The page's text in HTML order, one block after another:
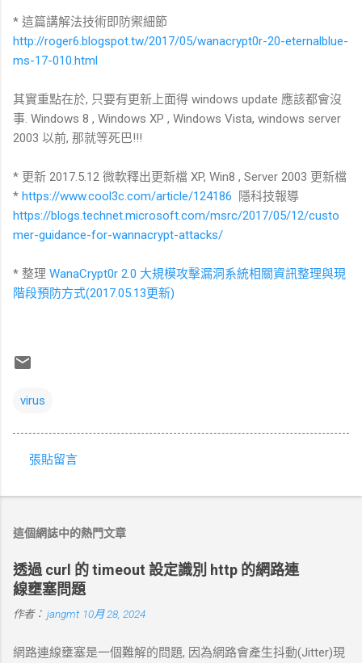
* 這篇講解法技術即防禦細節
http://roger6.blogspot.tw/2017/05/wanacrypt0r-20-eternalblue-
ms-17-010.html
其實重點在於, 只要有更新上面得 windows update 應該都會沒
事. Windows 8 , Windows XP , Windows Vista, windows server
2003 以前, 那就等死巴!!!
* 更新 2017.5.12 微軟釋出更新檔 XP, Win8 , Server 2003 更新檔
* https://www.cool3c.com/article/124186
隱科技報導
https://blogs.technet.microsoft.com/msrc/2017/05/12/custo
mer-guidance-for-wannacrypt-attacks/
* 整理 WanaCrypt0r 2.0 大規模攻擊漏洞系統相關資訊整理與現
階段預防方式(2017.05.13更新)
virus
言
張貼留言
這個網誌中的熱門文章
透過 curl 的 timeout 設定識別 http 的網路連
線壅塞問題
作者： jangmt 10月 28, 2024
網路連線壅塞是一個難解的問題, 因為網路會產生抖動(Jitter)現